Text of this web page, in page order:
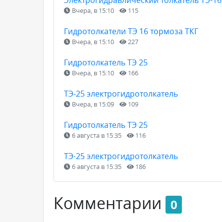
Вчера, в 15:10 115
Гидротолкатели ТЭ 16 тормоза ТКГ
Вчера, в 15:10 227
Гидротолкатель ТЭ 25
Вчера, в 15:10 166
ТЭ-25 электрогидротолкатель
Вчера, в 15:09 109
Гидротолкатель ТЭ 25
6 августа в 15:35 116
ТЭ-25 электрогидротолкатель
6 августа в 15:35 186
Комментарии 0